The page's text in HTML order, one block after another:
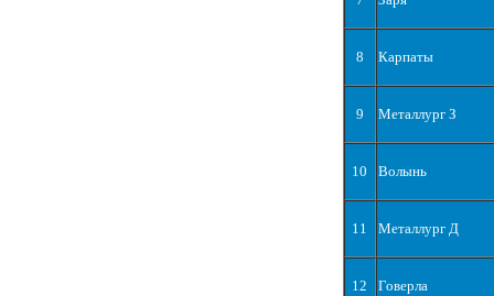
8 Карпаты
9 Металлург З
10 Волынь
11 Металлург Д
12 Говерла